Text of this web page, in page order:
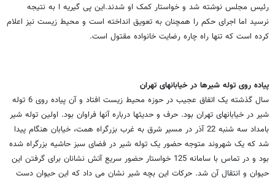
رئیس مجلس نوشته شد و خواستار کمک او شدند.این پی گیریه ا به نتیجه
نرسید اما اجرای حکم را همچنان به تعویق انداخته است و محیط زیست نیز اعلام
کرده است که تنها راه چاره رضایت خانواده مقتول است.
پیاده روی توله شیرها در خیابانهای تهران
سال گذشته یک اتفاق عجیب در حوزه محیط زیست افتاد و آن پیاده روی 6 توله
شیر در خیابانهای تهران بود. حرف و حدیثها درباره آنها فراوان بود. اولین توله شیر
بامداد سه شنبه 22 آذر در مسیر شرق به غرب بزرگراه همت، خیابان هنگام پیدا
شد که یک شهروند متوجه حضور یک توله شیر در فضای سبز حاشیه بزرگراه شده
بود و در تماس با سامانه 125 خواستار حضور سریع آتش نشانان برای گرفتن این
حیوان و انتقال آن شد. حرکات این بچه شیر نشان می داد که این حیوان دست